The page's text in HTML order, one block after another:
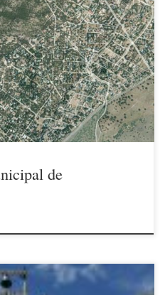
de Montencinar en general:
estoica paciencia de soportar hasta
Ayuntamiento de El Escorial que
podido comprobar que salvo
más que […]
de